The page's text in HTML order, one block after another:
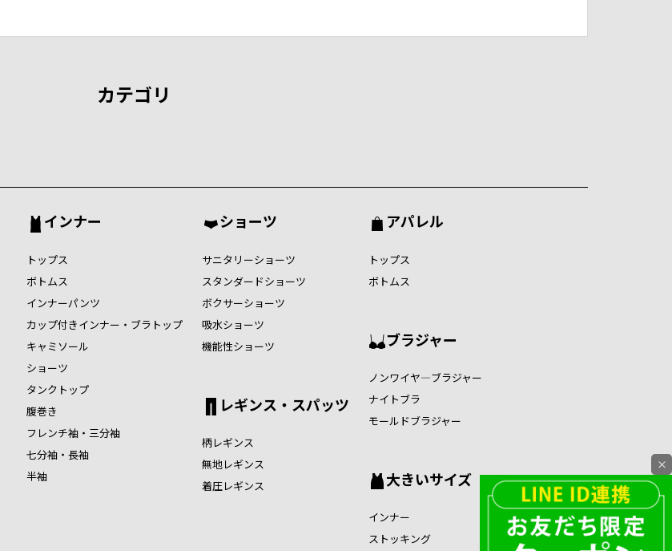
カテゴリ
インナー
トップス
ボトムス
インナーパンツ
カップ付きインナー・ブラトップ
キャミソール
ショーツ
タンクトップ
腹巻き
フレンチ袖・三分袖
七分袖・長袖
半袖
ショーツ
サニタリーショーツ
スタンダードショーツ
ボクサーショーツ
吸水ショーツ
機能性ショーツ
レギンス・スパッツ
柄レギンス
無地レギンス
着圧レギンス
アパレル
トップス
ボトムス
ブラジャー
ノンワイヤ―ブラジャー
ナイトブラ
モールドブラジャー
大きいサイズ
インナー
ストッキング
×